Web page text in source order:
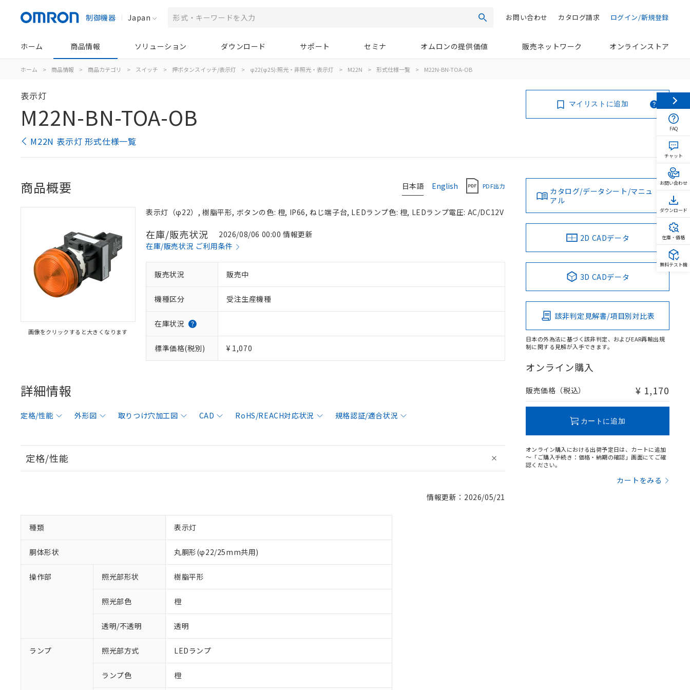
制御機器 Japan 検索 ログイン/新規登録
カタログ請求
お問い合わせ
ホーム 商品情報 ソリューション ダウンロード サポート セミナ オムロンの提供価値 販売ネットワーク オンラインストア
ホーム > 商品情報 > 商品カテゴリ > スイッチ > 押ボタンスイッチ/表示灯 > φ22(φ25):照光・非照光・表示灯 > M22N > 形式仕様一覧 > M22N-BN-TOA-OB
表示灯
M22N-BN-TOA-OB
M22N 表示灯 形式仕様一覧
マイリストに追加
日本語 English PDF出力
商品概要
画像をクリックすると大きくなります
表示灯（φ22）, 樹脂平形, ボタンの色: 橙, IP66, ねじ端子台, LEDランプ色: 橙, LEDランプ電圧: AC/DC12V
在庫/販売状況
2026/08/06 00:00 情報更新
在庫/販売状況 ご利用条件
販売状況 販売中
機種区分 受注生産機種
在庫状況
標準価格(税別) ¥ 1,070
詳細情報
定格/性能 外形図 取りつけ穴加工図 CAD RoHS/REACH対応状況 規格認証/適合状況
定格/性能
情報更新：2026/05/21
種類 表示灯
胴体形状 丸胴形(φ22/25mm共用)
操作部 照光部形状 樹脂平形
照光部色 橙
透明/不透明 透明
ランプ 照光部方式 LEDランプ
ランプ色 橙
カタログ/データシート/マニュ
アル
2D CADデータ
3D CADデータ
該非判定見解書/項目別対比表
日本の外為法に基づく該非判定、およびEAR再輸出規
制に関する見解が入手できます。
オンライン購入
販売価格（税込） ¥ 1,170
カートに追加
オンライン購入における出荷予定日は、カートに追加
～「ご購入手続き：価格・納期の確認」画面にてご確
認ください。
カートをみる
※1 対応状況
対応予定：EU RoHS指令（10物質）の非含有に対応した製品に切り替える予定のある商品です。
FAQ
チャット
お問い合わせ
ダウンロード
在庫・価格
無料テスト機